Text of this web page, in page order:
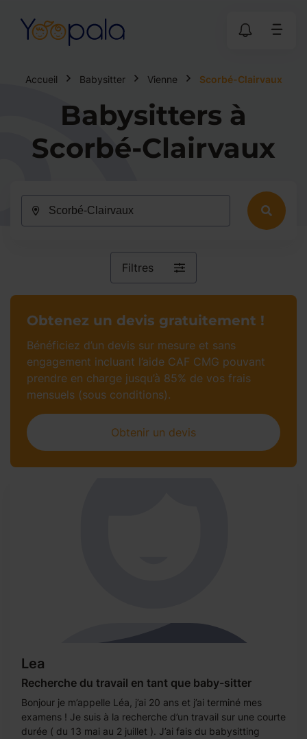
Accueil Babysitter Vienne Scorbé-Clairvaux
Babysitters à
Scorbé-Clairvaux
Filtres
Lea
Recherche du travail en tant que baby-sitter
Bonjour je m’appelle Léa, j’ai 20 ans et j’ai terminé mes
examens ! Je suis à la recherche d’un travail sur une courte
durée ( du 13 mai au 2 juillet ). J’ai fais du babysitting
Obtenez un devis gratuitement !
Bénéficiez d’un devis sur mesure et sans
engagement incluant l’aide CAF CMG pouvant
prendre en charge jusqu’à 85% de vos frais
mensuels (sous conditions).
Obtenir un devis